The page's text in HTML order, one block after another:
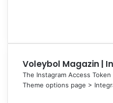
Voleybol Magazin |
The Instagram Access
Theme options page >